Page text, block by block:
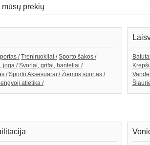
prekių
/ Treniruokliai / Sporto šakos /
joga / Svoriai, grifai, hanteliai /
/ Sporto Aksesuarai / Žiemos sportas /
atletika /